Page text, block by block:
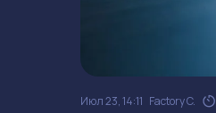
Июл 23, 14:11 Factory C.